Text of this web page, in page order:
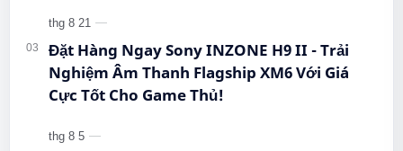
Đặt Hàng Ngay Sony INZONE H9 II - Trải
Nghiệm Âm Thanh Flagship XM6 Với Giá
Cực Tốt Cho Game Thủ!